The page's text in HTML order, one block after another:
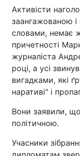
Активісти
заангажованою і
словами, немає
причетності
журналіста
році, а усі
вигадками, які
наративі" і
Вони заявили,
політичною.
Учасники